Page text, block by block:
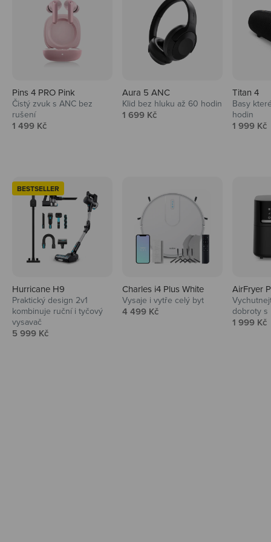
Pins 4 PRO Pink
Čistý zvuk s ANC bez
rušení
Prodejní cena
1 499 Kč
Aura 5 ANC
Klid bez hluku až 60 hodin
Prodejní cena
1 699 Kč
Titan 4
Basy
hodin
Prodejní
1 999 Kč
BESTSELLER
Hurricane H9
Praktický design 2v1
kombinuje ruční i tyčový
vysavač
Prodejní cena
5 999 Kč
Charles i4 Plus White
Vysaje i vytře celý byt
Prodejní cena
4 499 Kč
AirFryer
dobroty s
Prodejní
1 999 Kč
Audio
Niceboy sluchátka a repráky ti padnou
do noty.